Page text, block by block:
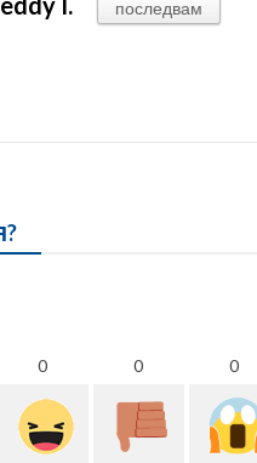
последвам
0 0 0